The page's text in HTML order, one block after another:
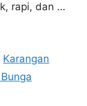
rapi, dan …
Karangan